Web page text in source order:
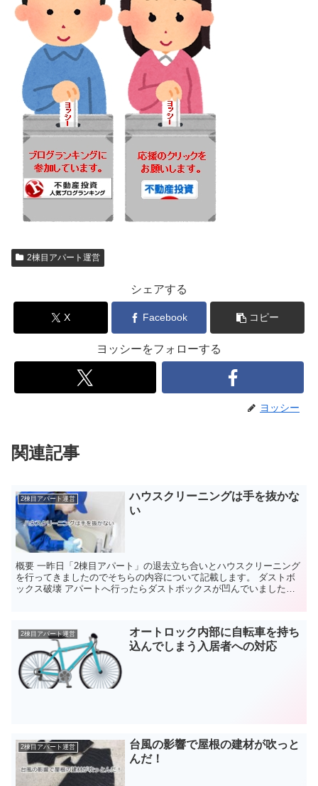
2棟目アパート運営
シェアする
X Facebook コピー
ヨッシーをフォローする
ヨッシー
関連記事
2棟目アパート運営
ハウスクリーニングは手を抜かな
い
概要 一昨日「2棟目アパート」の退去立ち合いとハウスクリーニング
を行ってきましたのでそちらの内容について記載します。 ダストボ
ックス破壊 アパートへ行ったらダストボックスが凹んでいました。
2棟目アパート運営
オートロック内部に自転車を持ち
込んでしまう入居者への対応
2棟目アパート運営
台風の影響で屋根の建材が吹っと
んだ！